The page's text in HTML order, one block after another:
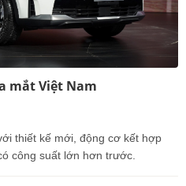
mắt Việt Nam
thiết kế mới, động cơ kết hợp
công suất lớn hơn trước.